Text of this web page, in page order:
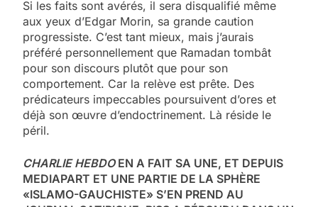
Si les faits sont avérés, il sera disqualifié même
aux yeux d’Edgar Morin, sa grande caution
progressiste. C’est tant mieux, mais j’aurais
préféré personnellement que Ramadan tombât
pour son discours plutôt que pour son
comportement. Car la relève est prête. Des
prédicateurs impeccables poursuivent d’ores et
déjà son œuvre d’endoctrinement. Là réside le
péril.
CHARLIE HEBDOEN A FAIT SA UNE, ET DEPUIS
MEDIAPART ET UNE PARTIE DE LA SPHÈRE
«ISLAMO-GAUCHISTE» S’EN PREND AU